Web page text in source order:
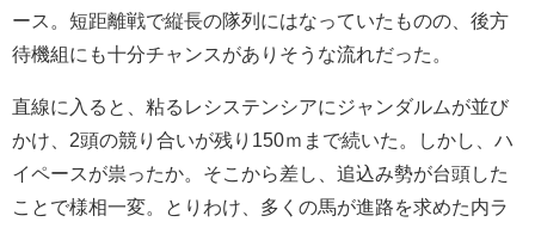
ース。短距離戦で縦長の隊列にはなっていたものの、後方
待機組にも十分チャンスがありそうな流れだった。
直線に入ると、粘るレシステンシアにジャンダルムが並び
かけ、2頭の競り合いが残り150ｍまで続いた。しかし、ハ
イペースが祟ったか。そこから差し、追込み勢が台頭した
ことで様相一変。とりわけ、多くの馬が進路を求めた内ラ